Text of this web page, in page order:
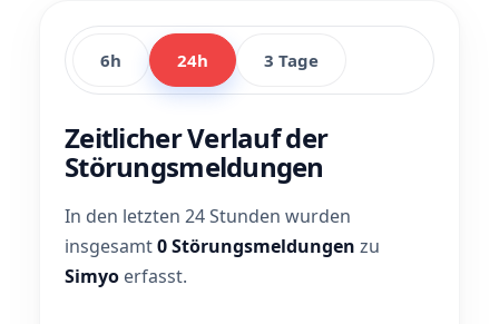
6h 24h 3 Tage
Zeitlicher Verlauf der
Störungsmeldungen
In den letzten 24 Stunden wurden
insgesamt0 Störungsmeldungen zu
Simyo erfasst.